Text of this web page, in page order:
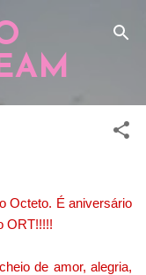
Octeto. É aniversário
ORT!!!!!
de amor, alegria,